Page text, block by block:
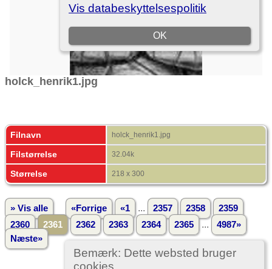
Bemærk: Dette websted bruger
cookies.
holck_henrik1.jpg
Filnavn holck_henrik1.jpg
Filstørrelse 32.04k
Størrelse 218 x 300
» Vis alle «Forrige «1 ... 2357 2358
2359
2360
2361 2362 2363 2364 2365 ...
4987»
Næste»